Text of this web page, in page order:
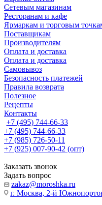
Сетевым магазинам
Ресторанам и кафе
Ярмаркам и торговым
Поставщикам
Производителям
Оплата и доставка
Оплата и доставка
Самовывоз
Безопасность платежей
Правила возврата
Полезное
Рецепты
Контакты
+7 (495) 744-66-33
+7 (495) 744-66-33
+7 (985) 726-50-11
+7 (925) 007-90-42 (опт)
Заказать звонок
Задать вопрос
zakaz@moroshka.ru
г. Москва, 2-й